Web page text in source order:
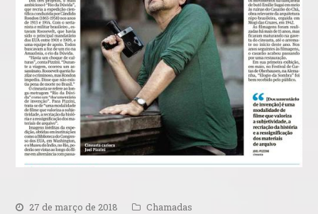
27 de março de 2018 Chamadas